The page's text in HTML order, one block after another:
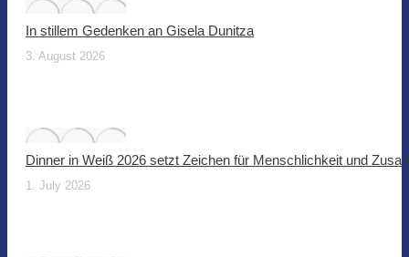
In stillem Gedenken an Gisela Dunitza
3. August 2026
Dinner in Weiß 2026 setzt Zeichen für Menschlichkeit und
1. July 2026